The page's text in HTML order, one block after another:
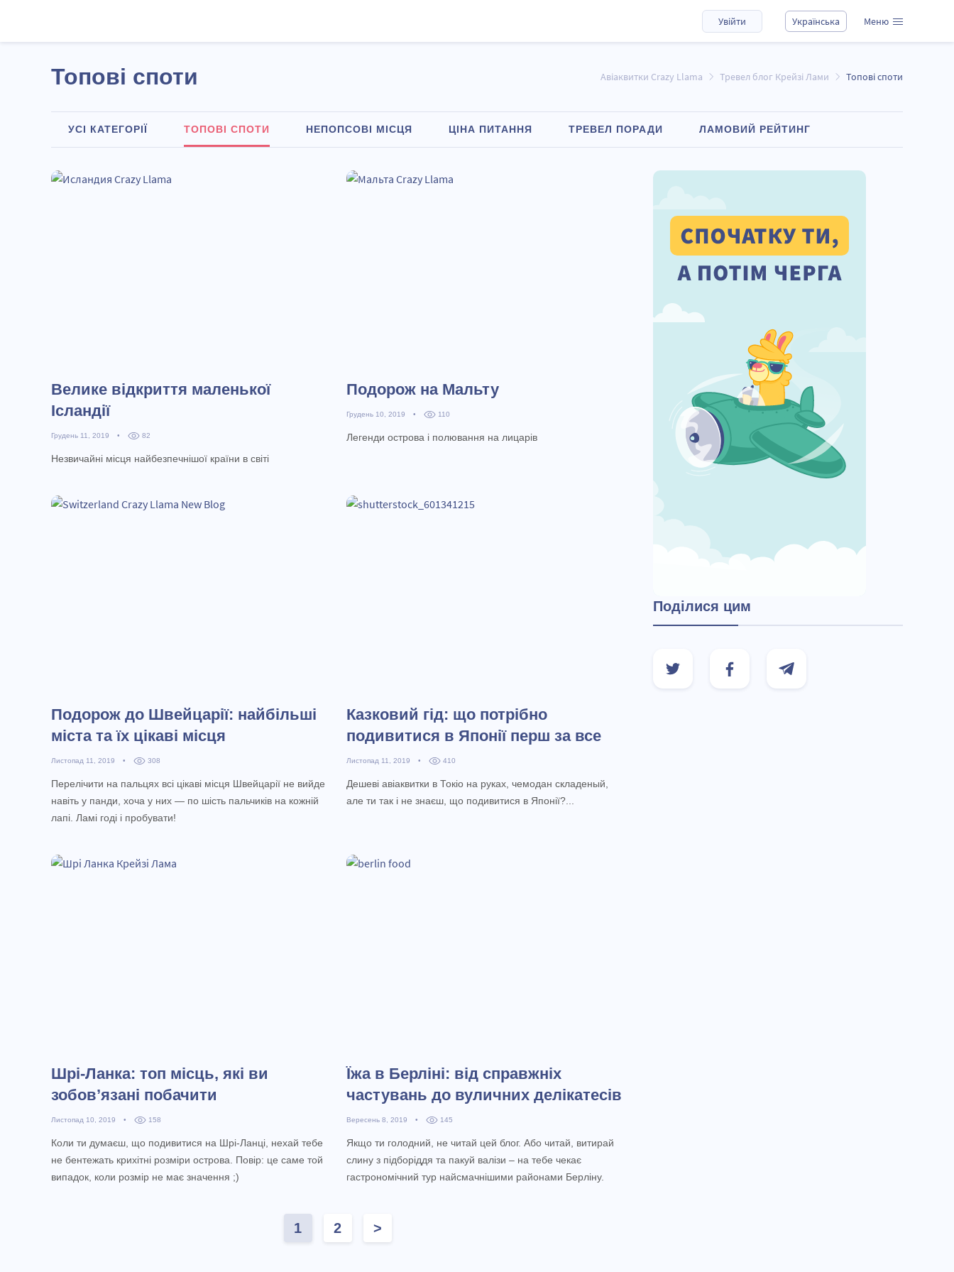
Увійти Українська Меню
Топові споти Авіаквитки Crazy Llama Тревел блог Крейзі Лами Топові споти
УСІ КАТЕГОРІЇ ТОПОВІ СПОТИ НЕПОПСОВІ МІСЦЯ ЦІНА ПИТАННЯ ТРЕВЕЛ ПОРАДИ ЛАМОВИЙ РЕЙТИНГ
Велике відкриття маленької
Ісландії
Грудень 11, 2019 • 82
Незвичайні місця найбезпечнішої країни в світі
Подорож на Мальту
Грудень 10, 2019 • 110
Легенди острова і полювання на лицарів
Подорож до Швейцарії: найбільші
міста та їх цікаві місця
Листопад 11, 2019 • 308
Перелічити на пальцях всі цікаві місця Швейцарії не вийде
навіть у панди, хоча у них — по шість пальчиків на кожній
лапі. Ламі годі і пробувати!
Казковий гід: що потрібно
подивитися в Японії перш за все
Листопад 11, 2019 • 410
Дешеві авіаквитки в Токіо на руках, чемодан складеный,
але ти так і не знаєш, що подивитися в Японії?...
Шрі-Ланка: топ місць, які ви
зобов’язані побачити
Листопад 10, 2019 • 158
Коли ти думаєш, що подивитися на Шрі-Ланці, нехай тебе
не бентежать крихітні розміри острова. Повір: це саме той
випадок, коли розмір не має значення ;)
Їжа в Берліні: від справжніх
частувань до вуличних делікатесів
Вересень 8, 2019 • 145
Якщо ти голодний, не читай цей блог. Або читай, витирай
слину з підборіддя та пакуй валізи – на тебе чекає
гастрономічний тур найсмачнішими районами Берліну.
1 2 >
Поділися цим